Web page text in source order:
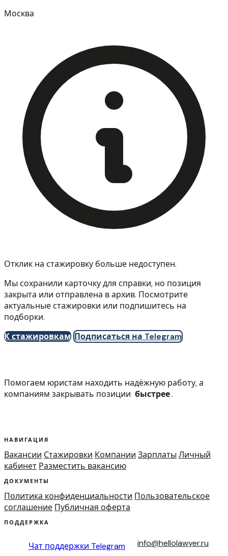
Москва
Отклик на стажировку больше недоступен.
Мы сохранили карточку для справки, но позиция
закрыта или отправлена в архив. Посмотрите
актуальные стажировки или подпишитесь на
подборки.
К стажировкам Подписаться на Telegram
Помогаем юристам находить надёжную работу, а
компаниям закрывать позиции быстрее.
НАВИГАЦИЯ
Вакансии Стажировки Компании Зарплаты Личный
кабинет Разместить вакансию
ДОКУМЕНТЫ
Политика конфиденциальности Пользовательское
соглашение Публичная оферта
ПОДДЕРЖКА
Чат поддержки Telegram info@hellolawyer.ru